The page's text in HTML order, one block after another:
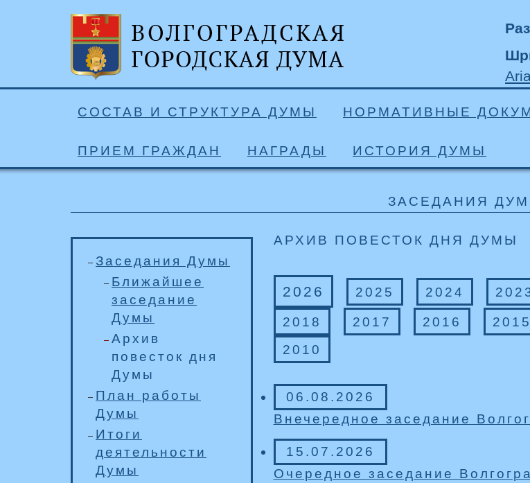
СОСТАВ И СТРУКТУРА ДУМЫ НОРМАТИВНЫЕ
ПРИЕМ ГРАЖДАН НАГРАДЫ ИСТОРИЯ ДУМЫ
ЗАСЕДАНИЯ
Заседания Думы
Ближайшее
заседание
Думы
Архив
повесток дня
Думы
План работы
Думы
Итоги
деятельности
Думы
АРХИВ ПОВЕСТОК ДНЯ ДУМЫ
2026 2025 2024
2018 2017 2016 2015
2010
06.08.2026
Внечередное заседание
15.07.2026
Очередное заседание